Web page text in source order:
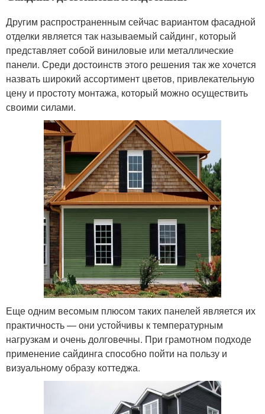
Другим распространенным сейчас вариантом фасадной
отделки является так называемый сайдинг, который
представляет собой виниловые или металлические
панели. Среди достоинств этого решения так же хочется
назвать широкий ассортимент цветов, привлекательную
цену и простоту монтажа, который можно осуществить
своими силами.
Еще одним весомым плюсом таких панелей является их
практичность — они устойчивы к температурным
нагрузкам и очень долговечны. При грамотном подходе
применение сайдинга способно пойти на пользу и
визуальному образу коттеджа.